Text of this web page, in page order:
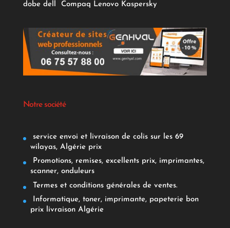
dobe dell Compaq Lenovo Kaspersky
Notre société
service envoi et livraison de colis sur les 69
wilayas, Algérie prix
Promotions, remises, excellents prix, imprimantes,
scanner, onduleurs
Termes et conditions générales de ventes.
Informatique, toner, imprimante, papeterie bon
prix livraison Algérie